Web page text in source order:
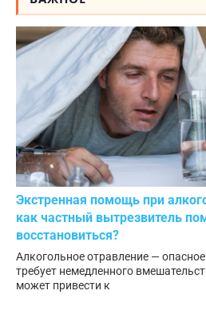
Экстренная помощь при
как частный вытрезвитель
восстановиться?
Алкогольное отравление —
требует немедленного
может привести к